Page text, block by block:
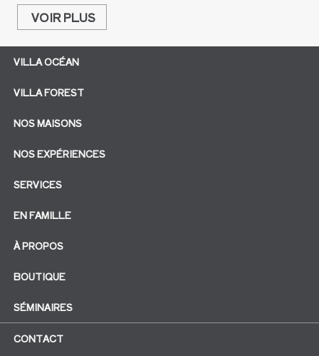
VOIR PLUS
VILLA OCÉAN
VILLA FOREST
NOS MAISONS
NOS EXPÉRIENCES
SERVICES
EN FAMILLE
À PROPOS
BOUTIQUE
SÉMINAIRES
CONTACT